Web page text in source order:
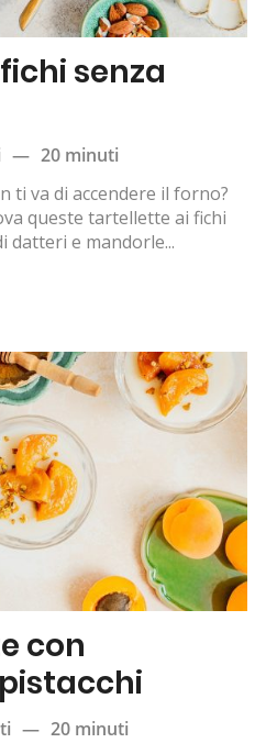
senza
— 20 minuti
ti va di accendere il forno?
queste tartellette ai fichi
datteri e mandorle...
con
— 20 minuti